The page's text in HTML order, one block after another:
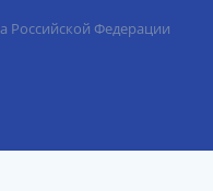
Российской Федерации